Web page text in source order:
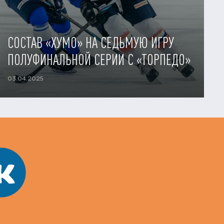
СОСТАВ «ХУМО» НА СЕДЬМУЮ ИГРУ
ПОЛУФИНАЛЬНОЙ СЕРИИ С «ТОРПЕДО»
03.04.2025